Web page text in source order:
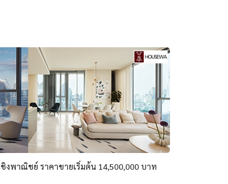
งพาณิชย์ ราคาขายเริ่มต้น 14,500,000 บาท